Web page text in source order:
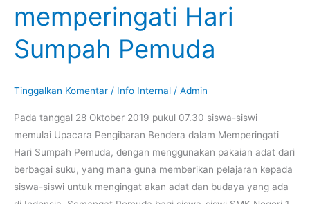
memperingati Hari
Sumpah Pemuda
Tinggalkan Komentar / Info Internal / Admin
Pada tanggal 28 Oktober 2019 pukul 07.30 siswa-siswi
memulai Upacara Pengibaran Bendera dalam Memperingati
Hari Sumpah Pemuda, dengan menggunakan pakaian adat dari
berbagai suku, yang mana guna memberikan pelajaran kepada
siswa-siswi untuk mengingat akan adat dan budaya yang ada
1
Belitang
memperingati
Hari
Pemuda